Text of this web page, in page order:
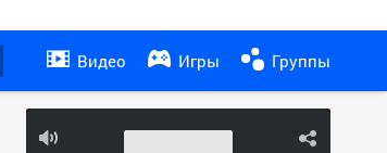
Видео Игры Группы